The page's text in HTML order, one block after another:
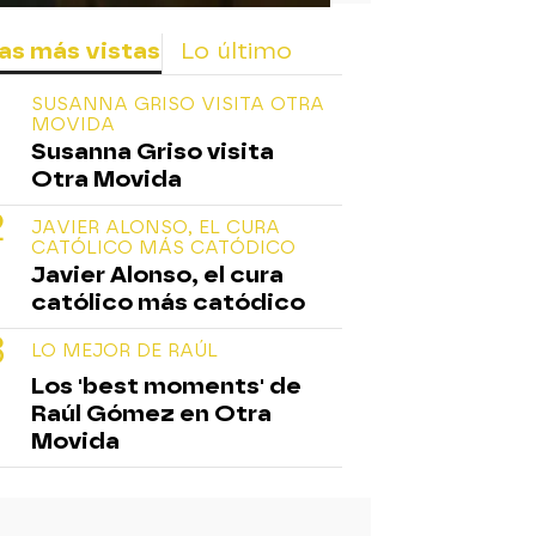
más vistas Lo último
SUSANNA GRISO VISITA OTRA
MOVIDA
Susanna Griso visita
Otra Movida
JAVIER ALONSO, EL CURA
CATÓLICO MÁS CATÓDICO
Javier Alonso, el cura
católico más catódico
LO MEJOR DE RAÚL
Los 'best moments' de
Raúl Gómez en Otra
Movida